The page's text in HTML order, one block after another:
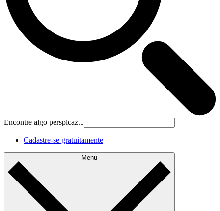
Encontre algo perspicaz...
Cadastre‐se gratuitamente
Menu